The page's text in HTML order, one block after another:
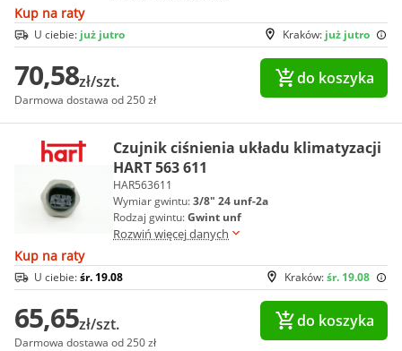
Kup na raty
Kraków: już jutro
U ciebie: już jutro
70,58zł/szt.
Darmowa dostawa od 250 zł
do koszyka
Czujnik ciśnienia układu klimatyzacji
HART 563 611
HAR563611
Wymiar gwintu:3/8" 24 unf-2a
Rodzaj gwintu:Gwint unf
Rozwiń więcej danych
Kup na raty
Kraków:śr. 19.08
U ciebie:śr. 19.08
65,65zł/szt.
Darmowa dostawa od 250 zł
do koszyka